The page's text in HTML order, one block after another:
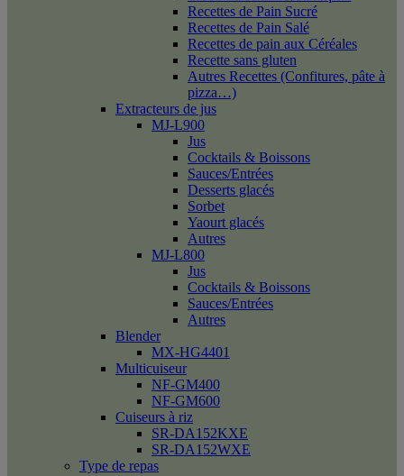
Recettes de Pain Sucré
Recettes de Pain Salé
Recettes de pain aux Céréales
Recette sans gluten
Autres Recettes (Confitures, pâte à
pizza…)
Extracteurs de jus
MJ-L900
Jus
Cocktails & Boissons
Sauces/Entrées
Desserts glacés
Sorbet
Yaourt glacés
Autres
MJ-L800
Jus
Cocktails & Boissons
Sauces/Entrées
Autres
Blender
MX-HG4401
Multicuiseur
NF-GM400
NF-GM600
Cuiseurs à riz
SR-DA152KXE
SR-DA152WXE
Type de repas